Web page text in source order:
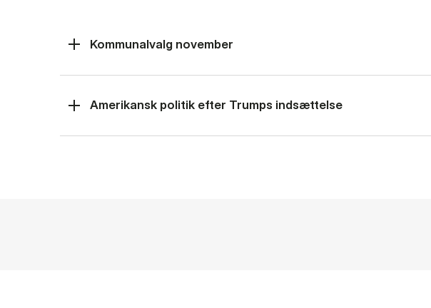
Kommunalvalg november
Amerikansk politik efter Trumps indsættelse